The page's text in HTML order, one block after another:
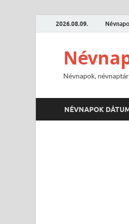
2026.08.09.
Névnapok,
NÉVNAPOK